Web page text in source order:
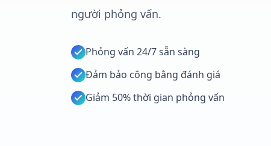
người phỏng vấn.
Phỏng vấn 24/7 sẵn sàng
Đảm bảo công bằng đánh giá
Giảm 50% thời gian phỏng vấn